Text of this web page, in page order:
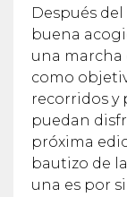
Después
buena
una
como
recorridos y
puedan
próxima
bautizo de
una es por